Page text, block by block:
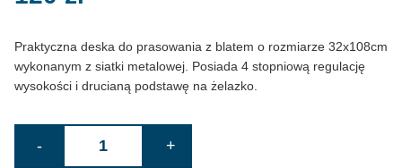
Praktyczna deska do prasowania z blatem o rozmiarze 32x108cm
wykonanym z siatki metalowej. Posiada 4 stopniową regulację
wysokości i drucianą podstawę na żelazko.
- +